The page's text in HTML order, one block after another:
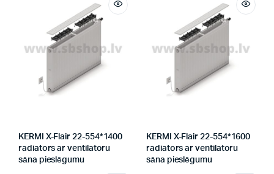
KERMI X-Flair 22-554*1400
radiators ar ventilatoru
sāna pieslēgumu
KERMI X-Flair 22-554*1600
radiators ar ventilatoru
sāna pieslēgumu